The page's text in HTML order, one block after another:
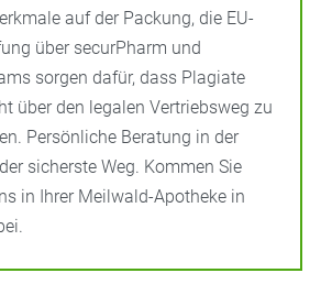
auf der Packung, die EU-
über securPharm und
sorgen dafür, dass Plagiate
über den legalen Vertriebsweg zu
Persönliche Beratung in der
sicherste Weg. Kommen Sie
in Ihrer Meilwald-Apotheke in